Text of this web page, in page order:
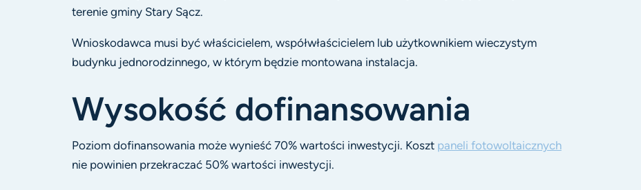
terenie gminy Stary Sącz.
Wnioskodawca musi być właścicielem, współwłaścicielem lub użytkownikiem wieczystym
budynku jednorodzinnego, w którym będzie montowana instalacja.
Wysokość dofinansowania
Poziom dofinansowania może wynieść 70% wartości inwestycji. Koszt paneli fotowoltaicznych
nie powinien przekraczać 50% wartości inwestycji.